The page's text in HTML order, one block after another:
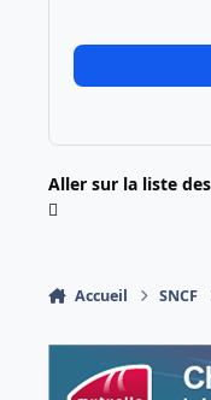
Aller sur la liste
Accueil SNCF